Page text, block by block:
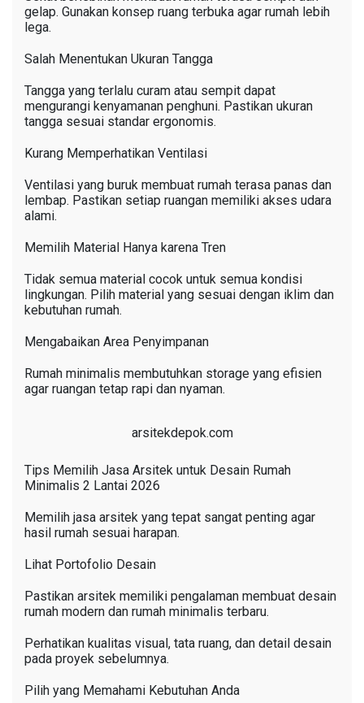
gelap. Gunakan konsep ruang terbuka agar rumah lebih
lega.
Salah Menentukan Ukuran Tangga
Tangga yang terlalu curam atau sempit dapat
mengurangi kenyamanan penghuni. Pastikan ukuran
tangga sesuai standar ergonomis.
Kurang Memperhatikan Ventilasi
Ventilasi yang buruk membuat rumah terasa panas dan
lembap. Pastikan setiap ruangan memiliki akses udara
alami.
Memilih Material Hanya karena Tren
Tidak semua material cocok untuk semua kondisi
lingkungan. Pilih material yang sesuai dengan iklim dan
kebutuhan rumah.
Mengabaikan Area Penyimpanan
Rumah minimalis membutuhkan storage yang efisien
agar ruangan tetap rapi dan nyaman.
arsitekdepok.com
Tips Memilih Jasa Arsitek untuk Desain Rumah
Minimalis 2 Lantai 2026
Memilih jasa arsitek yang tepat sangat penting agar
hasil rumah sesuai harapan.
Lihat Portofolio Desain
Pastikan arsitek memiliki pengalaman membuat desain
rumah modern dan rumah minimalis terbaru.
Perhatikan kualitas visual, tata ruang, dan detail desain
pada proyek sebelumnya.
Pilih yang Memahami Kebutuhan Anda